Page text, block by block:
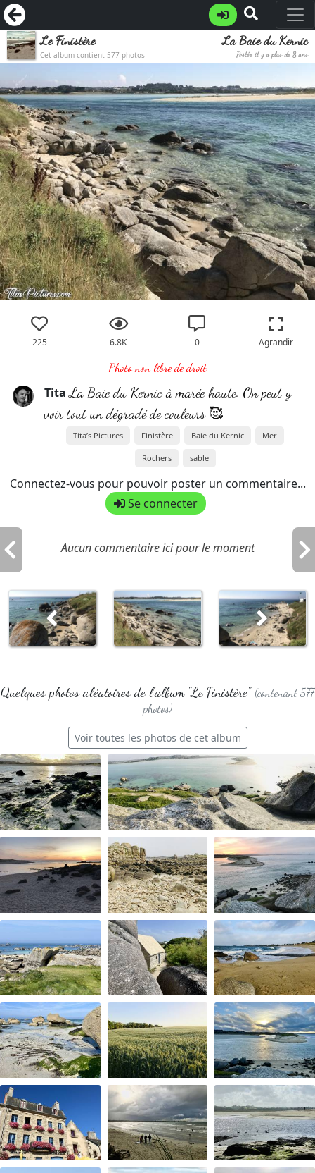
Le Finistère
Cet album contient 577 photos
La Baie du Kernic
Postée il y a plus de 8 ans
225 6.8K 0 Agrandir
Photo non libre de droit
Tita La Baie du Kernic à marée haute. On peut y
voir tout un dégradé de couleurs 🥰
Tita’s Pictures Finistère Baie du Kernic Mer
Rochers sable
Connectez-vous pour pouvoir poster un commentaire...
Se connecter
Aucun commentaire ici pour le moment
Quelques photos aléatoires de l'album "Le Finistère" (contenant 577
photos)
Voir toutes les photos de cet album